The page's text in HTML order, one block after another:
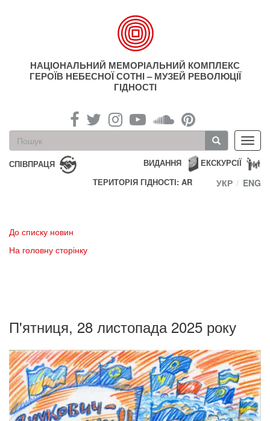
НАЦІОНАЛЬНИЙ МЕМОРІАЛЬНИЙ КОМПЛЕКС
ГЕРОЇВ НЕБЕСНОЇ СОТНІ – МУЗЕЙ РЕВОЛЮЦІЇ
ГІДНОСТІ
Пошукова
форма
Пошук
СПІВПРАЦЯ ЕКСКУРСІЇ
ВИДАННЯ
ТЕРИТОРІЯ ГІДНОСТІ: AR
УКР ENG
До списку новин
На головну сторінку
П'ятниця, 28 листопада 2025 року